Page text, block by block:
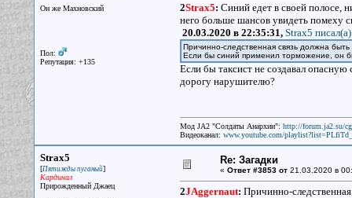
Он же Махновский
Пол:
Репутация: +135
2Strax5: Синий едет в своей полосе,
него больше шансов увидеть помеху
20.03.2020 в 22:35:31, Strax5 писал(a)
Причинно-следственная связь должна
Если бы синий применил торможение, он
Если бы таксист не создавал
дорогу нарушителю?
Мод JA2 "Солдаты Анархии": http://forum.ja2.su/
Видеоканал: www.youtube.com/
Strax5
[Пятижды пуганый]
Кардинал
Прирожденный Джаец
Re: Загадки
« Ответ #3853 от21.03.2020 в
2JAggernaut: Причинно-следственная